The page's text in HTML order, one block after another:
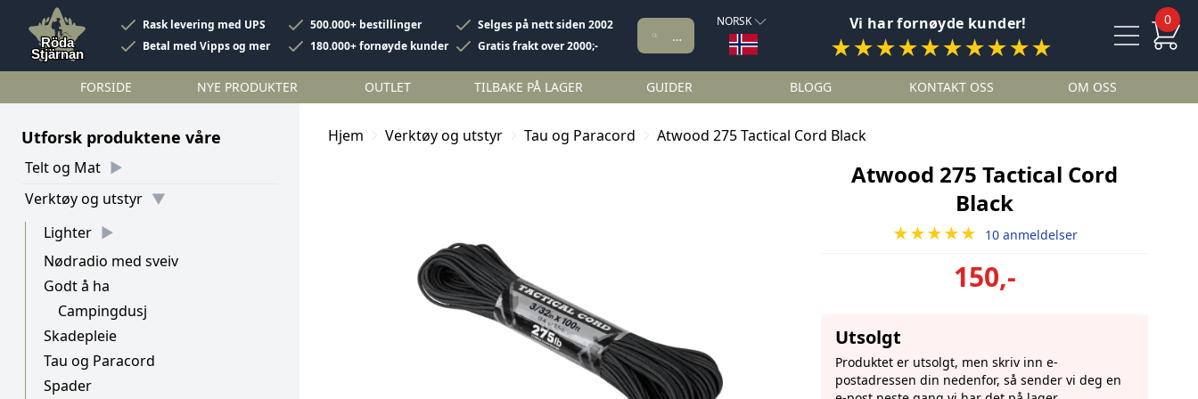
Rask levering med UPS 500.000+ bestillinger
Selges på nett siden 2002
Betal med Vipps og mer
180.000+ fornøyde kunder Gratis frakt over 2000;-
NORSK Vi har fornøyde kunder!
★★★★★★★★★★
0
FORSIDE NYE PRODUKTER OUTLET TILBAKE PÅ LAGER GUIDER BLOGG KONTAKT OSS OM OSS
Utforsk produktene våre
Telt og Mat
Verktøy og utstyr
Lighter
Nødradio med sveiv
Godt å ha
Campingdusj
Skadepleie
Tau og Paracord
Spader
Hjem Verktøy og utstyr Tau og Paracord Atwood 275 Tactical Cord Black
Atwood 275 Tactical Cord
Black
★★★★★ 10 anmeldelser
150,-
Utsolgt
Produktet er utsolgt, men skriv inn e-
postadressen din nedenfor, så sender vi deg en